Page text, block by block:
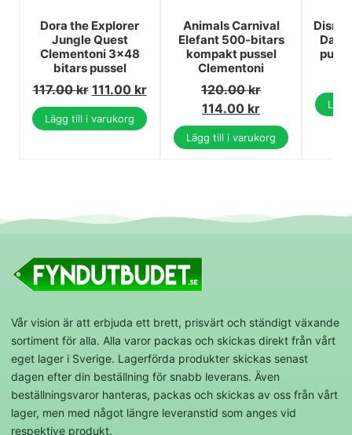
Dora the Explorer
Jungle Quest
Clementoni 3x48
bitars pussel
117.00kr 111.00 kr
Lägg till i varukorg
Animals Carnival
Elefant 500-bitars
kompakt pussel
Clementoni
120.00kr
114.00 kr
Lägg till i varukorg
Vår vision är att erbjuda ett brett, prisvärt och ständigt växande
sortiment för alla. Alla varor packas och skickas direkt från vårt
eget lager i Sverige. Lagerförda produkter skickas senast
dagen efter din beställning för snabb leverans. Även
beställningsvaror hanteras, packas och skickas av oss från vårt
lager, men med något längre leveranstid som anges vid
respektive produkt.